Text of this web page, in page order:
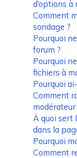
d’options à
Comment
sondage ?
Pourquoi
forum ?
Pourquoi
fichiers à
Pourquoi
Comment
modérateur
À quoi sert
dans la
Pourquoi
Comment